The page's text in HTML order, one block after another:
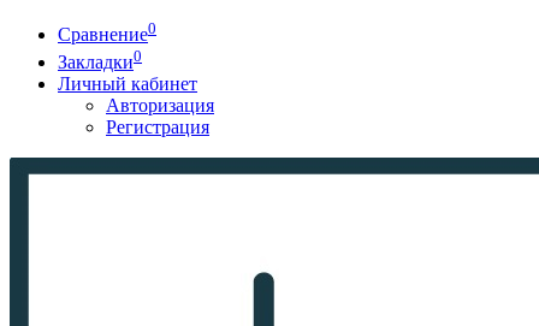
Сравнение0
Закладки0
Личный кабинет
Авторизация
Регистрация